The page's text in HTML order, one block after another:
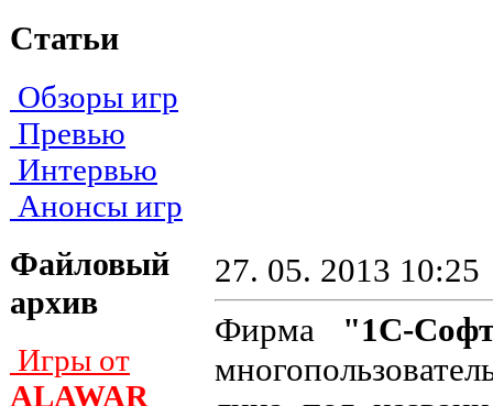
Статьи
Обзоры игр
Превью
Интервью
Анонсы игр
Файловый
архив
Игры от
ALAWAR
27. 05. 2013 10:25
Фирма "1С-